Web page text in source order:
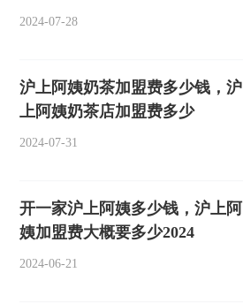
2024-07-28
沪上阿姨奶茶加盟费多少钱，沪
上阿姨奶茶店加盟费多少
2024-07-31
开一家沪上阿姨多少钱，沪上阿
姨加盟费大概要多少2024
2024-06-21